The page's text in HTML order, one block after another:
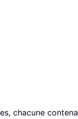
chacune